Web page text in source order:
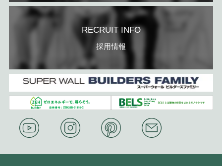
RECRUIT INFO
採用情報